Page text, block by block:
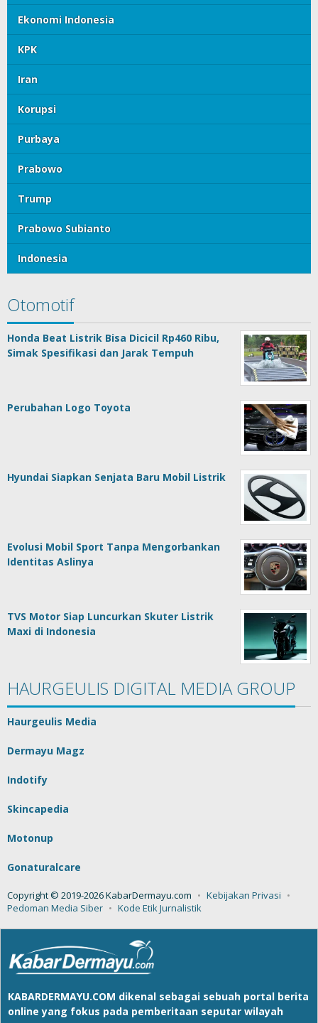
Ekonomi Indonesia
KPK
Iran
Korupsi
Purbaya
Prabowo
Trump
Prabowo Subianto
Indonesia
Otomotif
Honda Beat Listrik Bisa Dicicil Rp460 Ribu,
Simak Spesifikasi dan Jarak Tempuh
Perubahan Logo Toyota
Hyundai Siapkan Senjata Baru Mobil Listrik
Evolusi Mobil Sport Tanpa Mengorbankan
Identitas Aslinya
TVS Motor Siap Luncurkan Skuter Listrik
Maxi di Indonesia
HAURGEULIS DIGITAL MEDIA GROUP
Haurgeulis Media
Dermayu Magz
Indotify
Skincapedia
Motonup
Gonaturalcare
Copyright © 2019-2026 KabarDermayu.com
Kebijakan Privasi
Pedoman Media Siber
Kode Etik Jurnalistik
KABARDERMAYU.COM dikenal sebagai sebuah portal berita
online yang fokus pada pemberitaan seputar wilayah